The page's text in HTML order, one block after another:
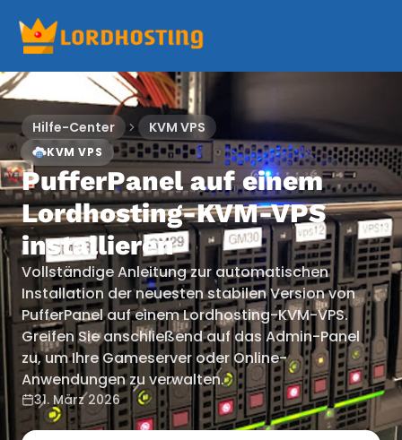
Hilfe-Center KVM VPS
KVM VPS
PufferPanel auf einem
Lordhosting-KVM-VPS
installieren
Vollständige Anleitung zur automatischen
Installation der neuesten stabilen Version von
PufferPanel auf einem Lordhosting-KVM-VPS.
Greifen Sie anschließend auf das Admin-Panel
zu, um Ihre Gameserver oder Online-
Anwendungen zu verwalten.
31. März 2026